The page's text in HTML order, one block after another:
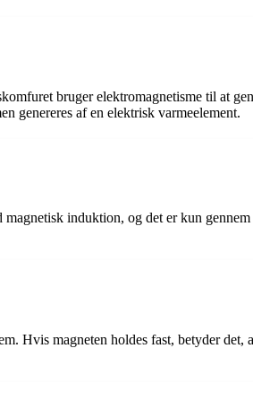
bruger elektromagnetisme til at
genereres af en elektrisk varmeelement.
induktion, og det er kun
Hvis magneten holdes fast, betyder det,